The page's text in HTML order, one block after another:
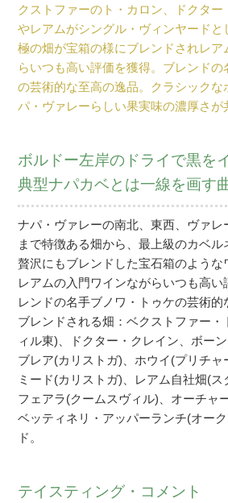
クストファーのト・カロン、ドクター
やレアムがシングル・ヴィンヤードと
極の畑が宝箱の様にブレンドされレア
らいつも高い評価を獲得。ブレンドの
の芸術的な至高の逸品。クラシックな
パ・ヴァレーらしい果実味の濃厚さが
ボルドー左岸のドライで黒を
典型ナパカベとは一線を画す
ナパ・ヴァレーの南北、東西、ヴァレ
まで特徴ある畑から、最上級のカベ
贅沢にもブレンドした宝石箱のような
レアムの入門ワインながらいつも高
レンドの名手ブノワ・トゥケの芸術的
ブレンドされる畑：ベクストファー
ィル東)、ドクター・クレイン、ボー
ブレア(カリストガ)、ホウイ(プリチャ
ミード(カリストガ)、レアム自社畑(ス
フェアラ(クームスヴィル)、オーチャ
ベッティネリ・アッパーランチ(オー
ド。
テイスティング・コメント